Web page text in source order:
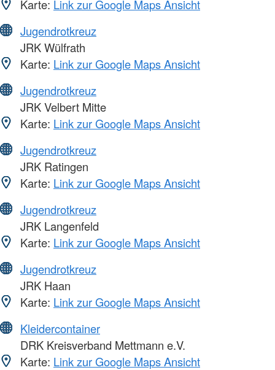
Karte: Link zur Google Maps Ansicht
Jugendrotkreuz
JRK Wülfrath
Karte: Link zur Google Maps Ansicht
Jugendrotkreuz
JRK Velbert Mitte
Karte: Link zur Google Maps Ansicht
Jugendrotkreuz
JRK Ratingen
Karte: Link zur Google Maps Ansicht
Jugendrotkreuz
JRK Langenfeld
Karte: Link zur Google Maps Ansicht
Jugendrotkreuz
JRK Haan
Karte: Link zur Google Maps Ansicht
Kleidercontainer
DRK Kreisverband Mettmann e.V.
Karte: Link zur Google Maps Ansicht